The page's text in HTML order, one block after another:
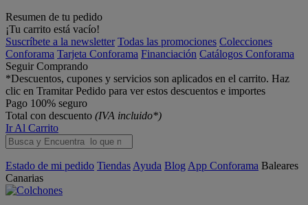
Resumen de tu pedido
¡Tu carrito está vacío!
Suscríbete a la newsletter Todas las promociones Colecciones
Conforama Tarjeta Conforama Financiación Catálogos Conforama
Seguir Comprando
*Descuentos, cupones y servicios son aplicados en el carrito. Haz
clic en Tramitar Pedido para ver estos descuentos e importes
Pago 100% seguro
Total con descuento (IVA incluido*)
Ir Al Carrito
Estado de mi pedido Tiendas Ayuda Blog App Conforama Baleares
Canarias